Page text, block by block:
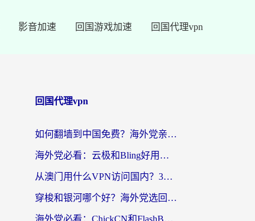
影音加速 回国游戏加速 回国代理vpn
回国代理vpn
如何翻墙到中国免费？海外党亲测：从踩坑到选对加速器的全攻略
海外党必看：云极和Bling好用吗？3分钟教你选对回国加速器
从澳门用什么VPN访问国内？3个实用标准帮你避开坑，无缝刷剧听歌
穿梭和银河哪个好？海外党选回国加速器的避坑指南，附番茄加速器实测体验
海外党必看：ChickCN和FlashBack好用吗？3招教你选对回国加速器（附云极、HomeCN、斧牛vs艾果对比）